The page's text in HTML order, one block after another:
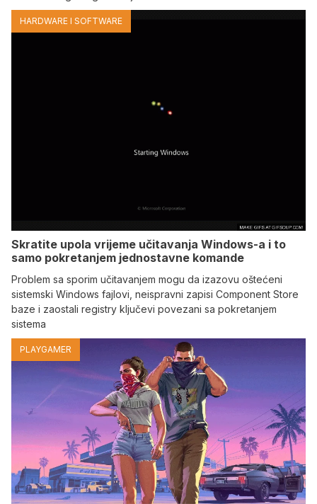
HARDWARE I SOFTWARE
Skratite upola vrijeme učitavanja Windows-a i to
samo pokretanjem jednostavne komande
Problem sa sporim učitavanjem mogu da izazovu oštećeni
sistemski Windows fajlovi, neispravni zapisi Component Store
baze i zaostali registry ključevi povezani sa pokretanjem
sistema
PLAYGAMER